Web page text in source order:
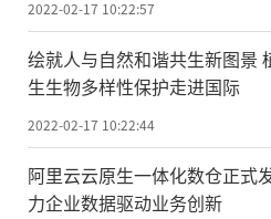
2022-02-17 10:22:57
绘就人与自然和谐共生新图景
生生物多样性保护走进国际
2022-02-17 10:22:44
阿里云云原生一体化数仓正式
力企业数据驱动业务创新